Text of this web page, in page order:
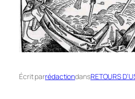
Écrit parrédactiondansRETOURS